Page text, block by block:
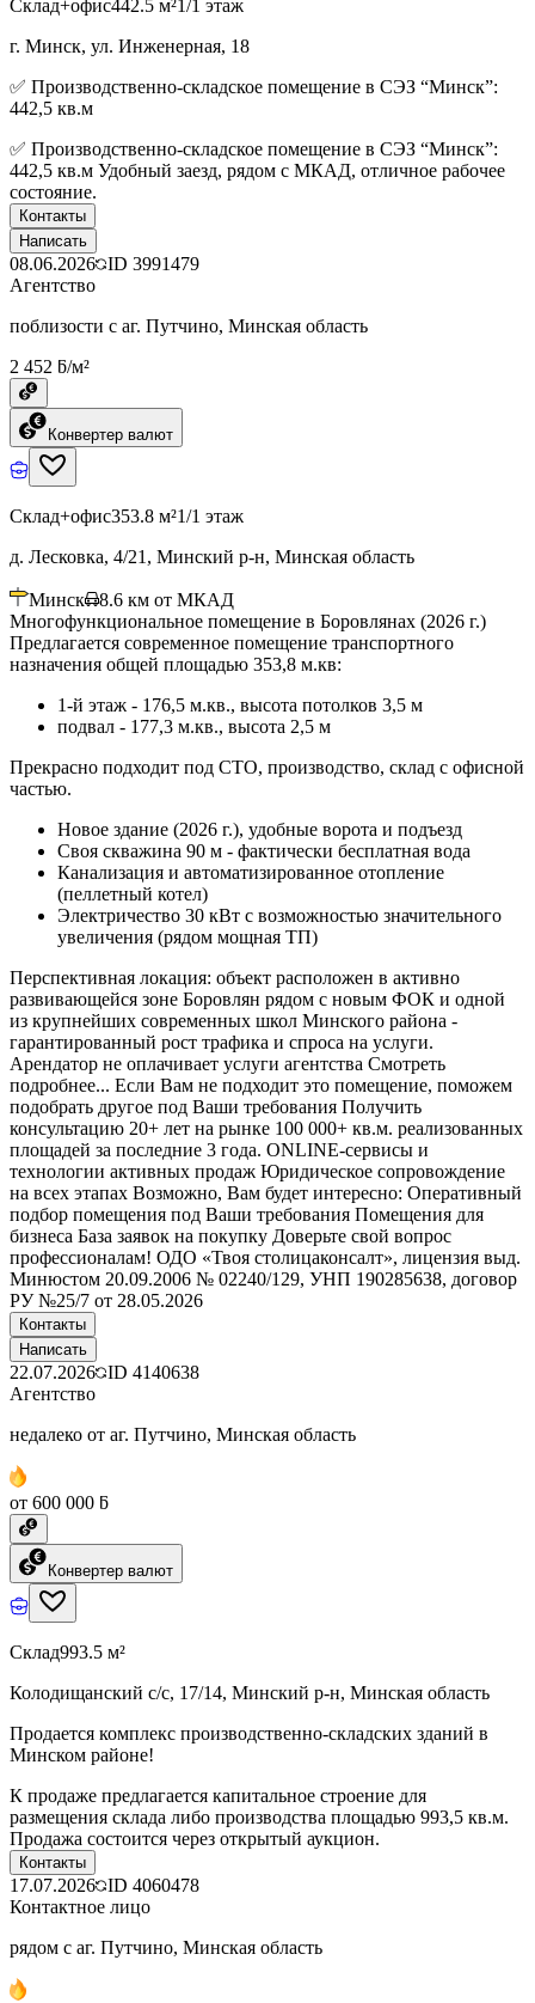
Склад+офис442.5 м²1/1 этаж
г. Минск, ул. Инженерная, 18
✅ Производственно-складское помещение в СЭЗ “Минск”:
442,5 кв.м
✅ Производственно-складское помещение в СЭЗ “Минск”:
442,5 кв.м Удобный заезд, рядом с МКАД, отличное рабочее
состояние.
Контакты
Написать
08.06.2026 ID 3991479
Агентство
поблизости с аг. Путчино, Минская область
2 452 ƃ/м²
Конвертер валют
Склад+офис353.8 м²1/1 этаж
д. Лесковка, 4/21, Минский р-н, Минская область
Минск 8.6 км от МКАД
Многофункциональное помещение в Боровлянах (2026 г.)
Предлагается современное помещение транспортного
назначения общей площадью 353,8 м.кв:
1-й этаж - 176,5 м.кв., высота потолков 3,5 м
подвал - 177,3 м.кв., высота 2,5 м
Прекрасно подходит под СТО, производство, склад с офисной
частью.
Новое здание (2026 г.), удобные ворота и подъезд
Своя скважина 90 м - фактически бесплатная вода
Канализация и автоматизированное отопление
(пеллетный котел)
Электричество 30 кВт с возможностью значительного
увеличения (рядом мощная ТП)
Перспективная локация: объект расположен в активно
развивающейся зоне Боровлян рядом с новым ФОК и одной
из крупнейших современных школ Минского района -
гарантированный рост трафика и спроса на услуги.
Арендатор не оплачивает услуги агентства Смотреть
подробнее... Если Вам не подходит это помещение, поможем
подобрать другое под Ваши требования Получить
консультацию 20+ лет на рынке 100 000+ кв.м. реализованных
площадей за последние 3 года. ONLINE-сервисы и
технологии активных продаж Юридическое сопровождение
на всех этапах Возможно, Вам будет интересно: Оперативный
подбор помещения под Ваши требования Помещения для
бизнеса База заявок на покупку Доверьте свой вопрос
профессионалам! ОДО «Твоя столицаконсалт», лицензия выд.
Минюстом 20.09.2006 № 02240/129, УНП 190285638, договор
РУ №25/7 от 28.05.2026
Контакты
Написать
22.07.2026 ID 4140638
Агентство
недалеко от аг. Путчино, Минская область
от 600 000 ƃ
Конвертер валют
Склад993.5 м²
Колодищанский с/с, 17/14, Минский р-н, Минская область
Продается комплекс производственно-складских зданий в
Минском районе!
К продаже предлагается капитальное строение для
размещения склада либо производства площадью 993,5 кв.м.
Продажа состоится через открытый аукцион.
Контакты
17.07.2026 ID 4060478
Контактное лицо
рядом с аг. Путчино, Минская область